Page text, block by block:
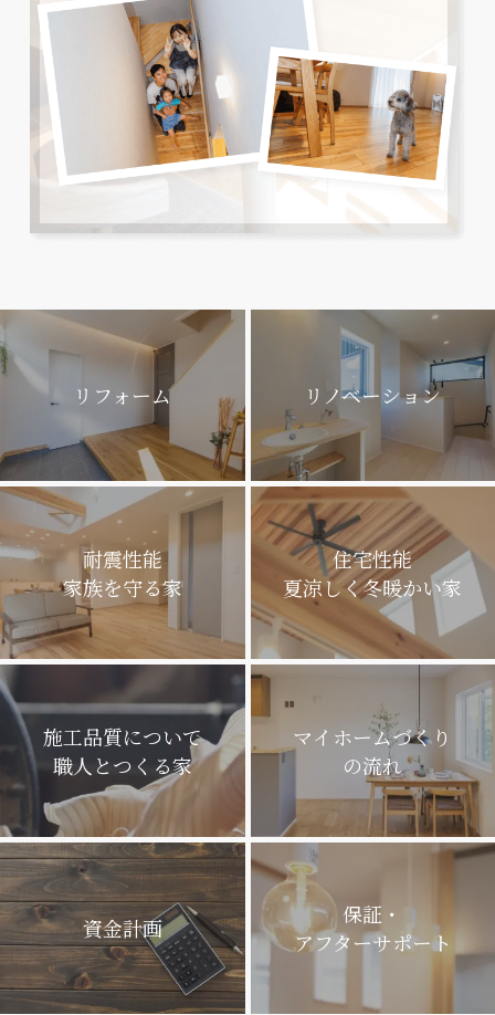
リフォーム リノベーション
耐震性能
家族を守る家
住宅性能
夏涼しく冬暖かい家
施工品質について
職人とつくる家
マイホームづくり
の流れ
資金計画
保証・
アフターサポート